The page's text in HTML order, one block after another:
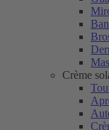
Crème